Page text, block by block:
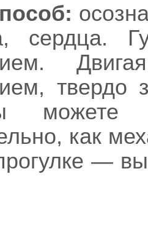
сердца.
твердо
можете
как
—